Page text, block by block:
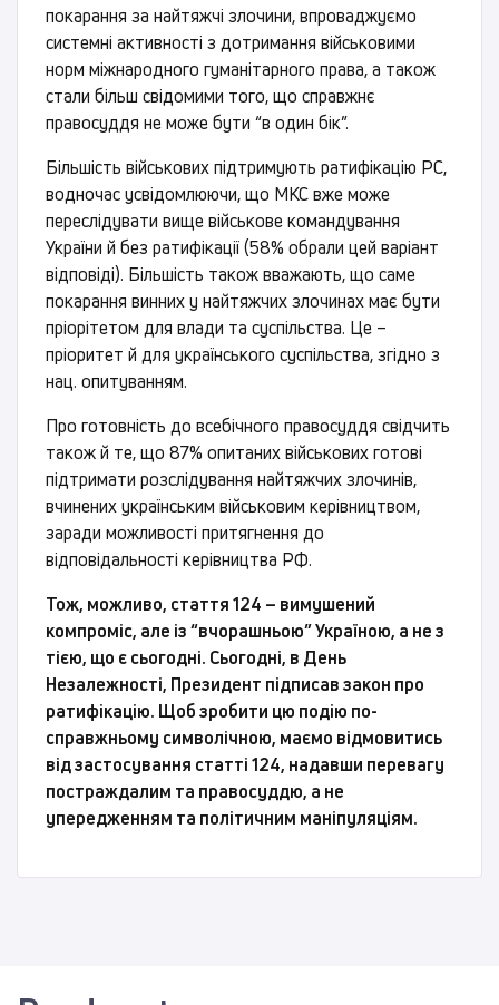
покарання за найтяжчі злочини, впроваджуємо
системні активності з дотримання військовими
норм міжнародного гуманітарного права, а також
стали більш свідомими того, що справжнє
правосуддя не може бути “в один бік”.
Більшість військових підтримують ратифікацію РС,
водночас усвідомлюючи, що МКС вже може
переслідувати вище військове командування
України й без ратифікації (58% обрали цей варіант
відповіді). Більшість також вважають, що саме
покарання винних у найтяжчих злочинах має бути
пріорітетом для влади та суспільства. Це –
пріоритет й для українського суспільства, згідно з
нац. опитуванням.
Про готовність до всебічного правосуддя свідчить
також й те, що 87% опитаних військових готові
підтримати розслідування найтяжчих злочинів,
вчинених українським військовим керівництвом,
заради можливості притягнення до
відповідальності керівництва РФ.
Тож, можливо, стаття 124 – вимушений
компроміс, але із “вчорашньою” Україною, а не з
тією, що є сьогодні. Сьогодні, в День
Незалежності, Президент підписав закон про
ратифікацію. Щоб зробити цю подію по-
справжньому символічною, маємо відмовитись
від застосування статті 124, надавши перевагу
постраждалим та правосуддю, а не
упередженням та політичним маніпуляціям.